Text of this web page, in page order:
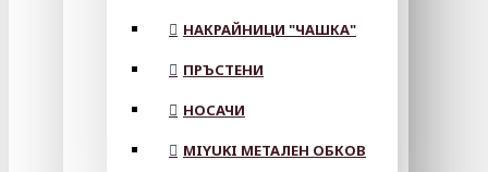
НАКРАЙНИЦИ "ЧАШКА"
ПРЪСТЕНИ
НОСАЧИ
MIYUKI МЕТАЛЕН ОБКОВ